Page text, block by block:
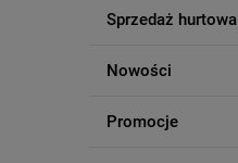
Sprzedaż hurtowa
Nowości
Promocje